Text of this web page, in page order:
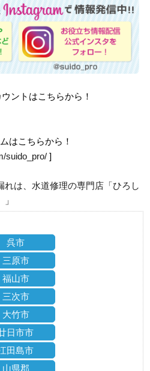
ントはこちらから！
はこちらから！
suido_pro/ ]
れは、水道修理の専門店「ひろし
呉市
三原市
福山市
三次市
大竹市
日市市
田島市
山県郡